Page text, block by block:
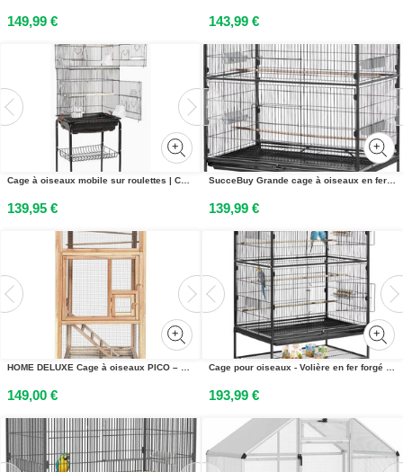
149,99 € 143,99 €
Cage à oiseaux mobile sur roulettes | Cage pour perroquets et oiseaux avec espace de rangement et socle amovible | Pour lintérieur et lextérieur | Métal, noir | 150,6 × 46 × 35,3 cm
139,95 €
SucceBuy Grande cage à oiseaux en fer forgé, 930x580x1510 mm, avec perchoirs, mangeoires et écuelles en plastique, convient aux mésanges bleues, aux perruches nymphes, aux canaris et aux perruches moines
139,99 €
HOME DELUXE Cage à oiseaux PICO – 89 x 176 cm | Grande volière en bois pour lintérieur et lextérieur
149,00 €
Cage pour oiseaux - Volière en fer forgé - 80 x 52 x 132 cm - Avec perchoirs & mangeoires - Bac de fond amovible - Sur roulettes - Pour perroquets, perruches & canaris
193,99 €